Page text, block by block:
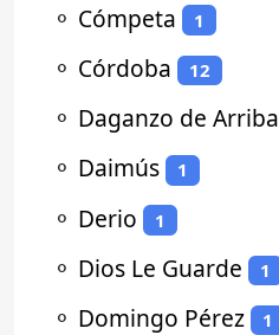
⚬ Cómpeta 1
⚬ Córdoba 12
⚬ Daganzo de Arriba
⚬ Daimús 1
⚬ Derio 1
⚬ Dios Le Guarde 1
⚬ Domingo Pérez 1